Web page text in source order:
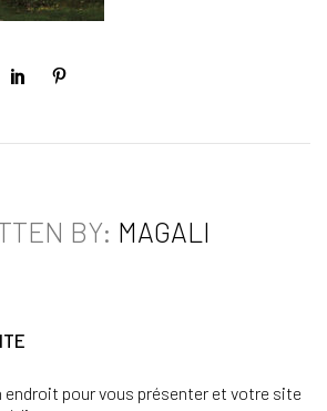
BY: MAGALI
endroit pour vous présenter et votre site